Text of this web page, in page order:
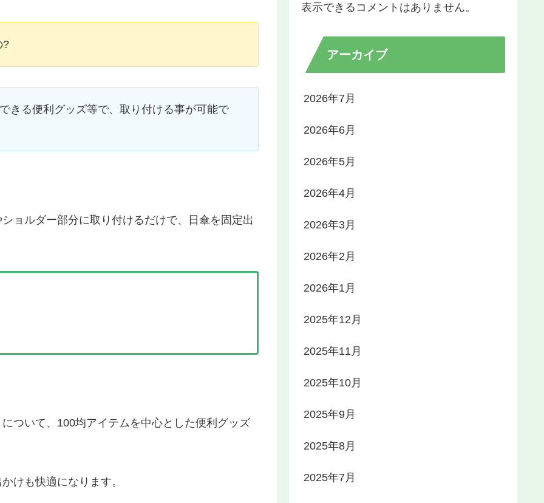
?
きる便利グッズ等で、取り付ける事が可能で
ョルダー部分に取り付けるだけで、日傘を固定出
ついて、100均アイテムを中心とした便利グッズ
けも快適になります。
表示できるコメントはありません。
アーカイブ
2026年7月
2026年6月
2026年5月
2026年4月
2026年3月
2026年2月
2026年1月
2025年12月
2025年11月
2025年10月
2025年9月
2025年8月
2025年7月